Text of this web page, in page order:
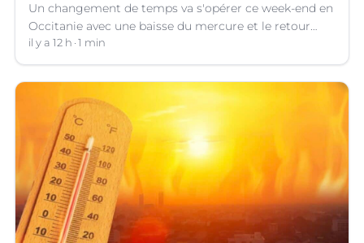
Un changement de temps va s'opérer ce week-end en
Occitanie avec une baisse du mercure et le retour
d'orages dans certains départements.
il y a 12 h 1 min